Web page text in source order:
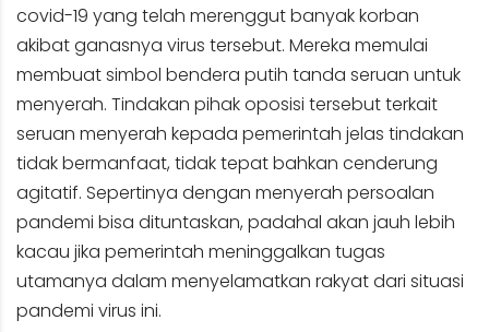
covid-19 yang telah merenggut banyak korban
akibat ganasnya virus tersebut. Mereka memulai
membuat simbol bendera putih tanda seruan untuk
menyerah. Tindakan pihak oposisi tersebut terkait
seruan menyerah kepada pemerintah jelas tindakan
tidak bermanfaat, tidak tepat bahkan cenderung
agitatif. Sepertinya dengan menyerah persoalan
pandemi bisa dituntaskan, padahal akan jauh lebih
kacau jika pemerintah meninggalkan tugas
utamanya dalam menyelamatkan rakyat dari situasi
pandemi virus ini.